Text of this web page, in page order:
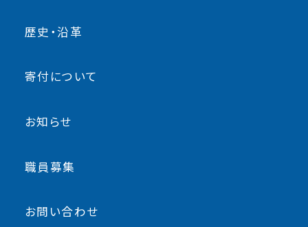
歴史・沿革
寄付について
お知らせ
職員募集
お問い合わせ